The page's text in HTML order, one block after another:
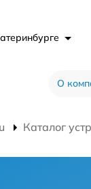
О
Каталог